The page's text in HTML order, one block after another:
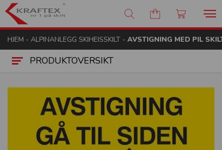
Kraftex - nr 1 på skilt
HJEM - ALPINANLEGG SKIHEISSKILT - AVSTIGNING MED PIL
PRODUKTOVERSIKT